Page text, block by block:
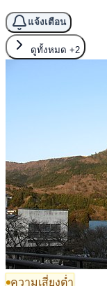
แจ้งเตือน
ดูทั้งหมด +2
ความเสี่ยงต่ำ